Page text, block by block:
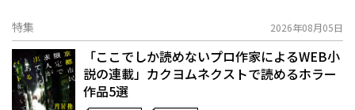
特集 2026年08月05日
「ここでしか読めないプロ作家によるWEB小
説の連載」――カクヨムネクストで読めるホラー
作品5選